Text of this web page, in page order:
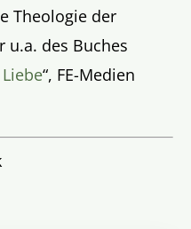
Theologie der
u.a. des Buches
“, FE-Medien